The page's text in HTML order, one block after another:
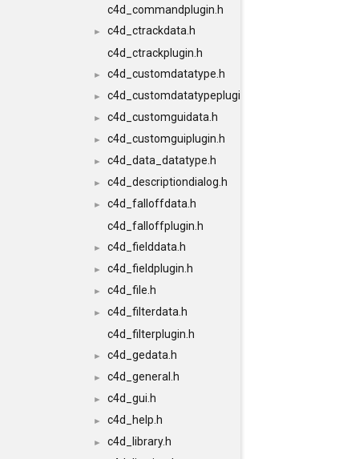
c4d_commandplugin.h
►
c4d_ctrackdata.h
c4d_ctrackplugin.h
► c4d_customdatatype.h
► c4d_customdatatypeplugin.h
► c4d_customguidata.h
► c4d_customguiplugin.h
► c4d_data_datatype.h
► c4d_descriptiondialog.h
►
c4d_falloffdata.h
c4d_falloffplugin.h
► c4d_fielddata.h
► c4d_fieldplugin.h
► c4d_file.h
►
c4d_filterdata.h
c4d_filterplugin.h
► c4d_gedata.h
► c4d_general.h
► c4d_gui.h
► c4d_help.h
►
c4d_library.h